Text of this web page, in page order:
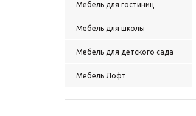
Мебель для гостиниц
Мебель для школы
Мебель для детского сада
Мебель Лофт